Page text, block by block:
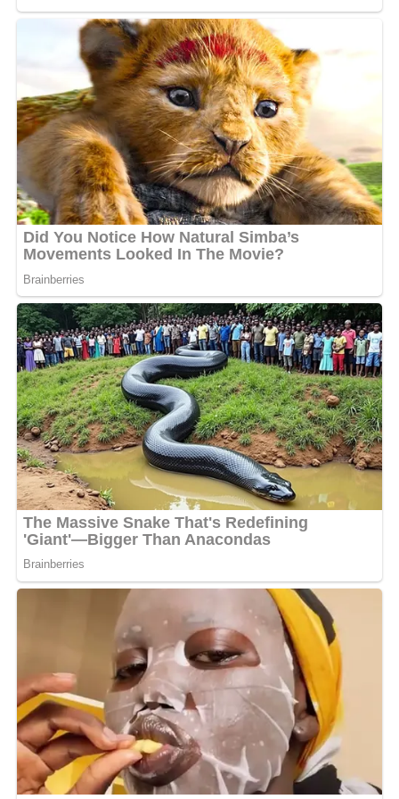
Dans son article 44 celle-ci stipule que tout membre du
gouvernement doit être de nationalité gabonaise
d’origine. Alors que la nouvelle ministre de la
Communication est accusée d’être camerounaise. C’est
ce qu’a laissé croire l’activiste gabonaise plus connue
sur la toile par le pseudonyme de tata Huguette.
«Laurence Ndong, c’est forcé que tu sois ministre au
Gabon ? C’est quelle obsession ?« , s’énerve-t-elle
«Elle n’a jamais été gabonaise, c’est une camerounaise,
c’est pourquoi elle n’a pas été nommée hier. On sait par
quelle route elle est passée« , a rajouté l’activiste en
colère dans un direct sur les réseaux sociaux
Même chose chez l’activiste Amy Washington qui a
soutenu que Laurence est belle et bien camerounaise.
Qu’elle aurait été élevée par le mari de sa mère. Pour
Jonas Moulenda, célèbre journaliste exilé en France, la
présence de cette dernière au gouvernement serait sous
autre forme « le retour de la légion étrangère » tant
décrié par le peuple gabonais. Il a invité le CTRI au strict
respect de la charte.
Depuis que cette affaire ébranle la toile, la concernée
n’a jusqu’ici toujours pas réagi pour infirmer ou
confirmer ce qui se dit sur sa nationalité querellée.